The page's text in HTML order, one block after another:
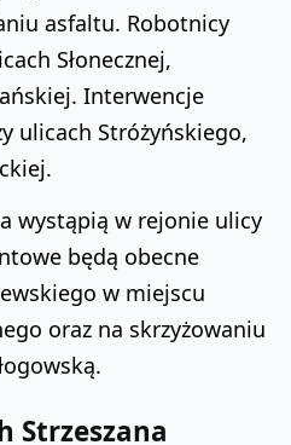
asfaltu. Robotnicy
Słonecznej,
Interwencje
ulicach Stróżyńskiego,
wystąpią w rejonie ulicy
będą obecne
w miejscu
oraz na skrzyżowaniu
Strzeszana